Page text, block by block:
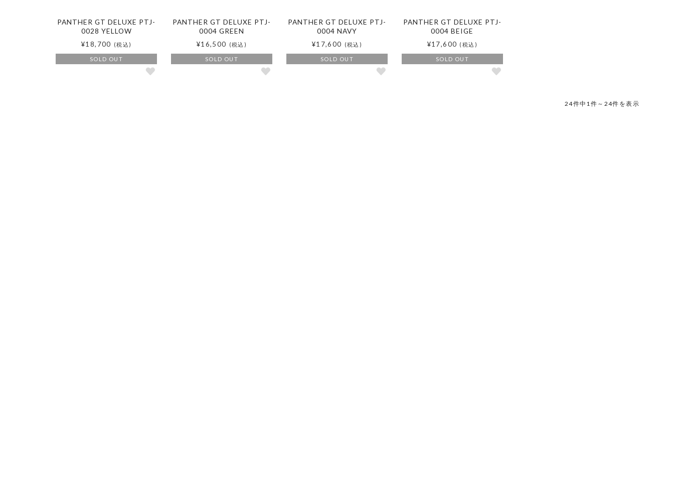
PANTHER GT DELUXE PTJ-
0028 YELLOW
¥18,700 (税込)
SOLD OUT
PANTHER GT DELUXE PTJ-
0004 GREEN
¥16,500 (税込)
SOLD OUT
PANTHER GT DELUXE PTJ-
0004 NAVY
¥17,600 (税込)
SOLD OUT
PANTHER GT DELUXE PTJ-
0004 BEIGE
¥17,600 (税込)
SOLD OUT
24件中1件～24件を表示